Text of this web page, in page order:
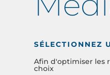
SÉLECTIONNEZ
Afin d'optimiser les
choix